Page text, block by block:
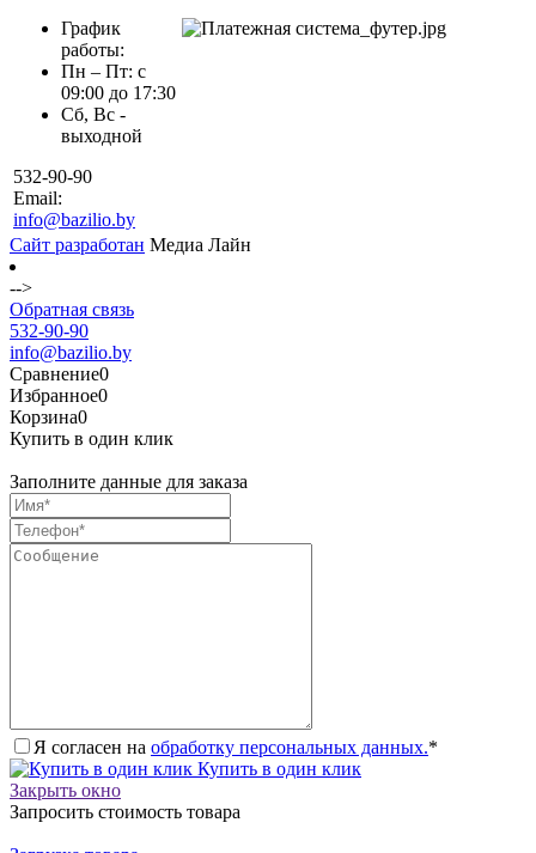
График
работы:
Пн – Пт: с
09:00 до 17:30
Сб, Вс -
выходной
532-90-90
Email:
info@bazilio.by
Сайт разработан Медиа Лайн
-->
Обратная связь
532-90-90
info@bazilio.by
Сравнение0
Избранное0
Корзина0
Купить в один клик
Заполните данные для заказа
Я согласен на обработку персональных данных.*
Купить в один клик
Закрыть окно
Запросить стоимость товара